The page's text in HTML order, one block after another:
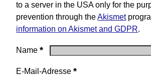
to a server in the USA only for the
prevention through theAkismet
information on Akismet and GDPR.
Name*
E-Mail-Adresse*